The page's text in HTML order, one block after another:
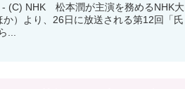
(C) NHK 松本潤が主演を務めるNHK大
）より、26日に放送される第12回「氏
...